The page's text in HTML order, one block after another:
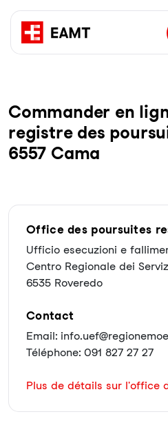
Com­man­der en
re­gist­re des
6557 Cama
Office des poursuites
Ufficio esecuzioni e
Centro Regionale dei
6535 Roveredo
Contact
Email:
Téléphone: 091 827 27 27
Plus de détails sur l'office